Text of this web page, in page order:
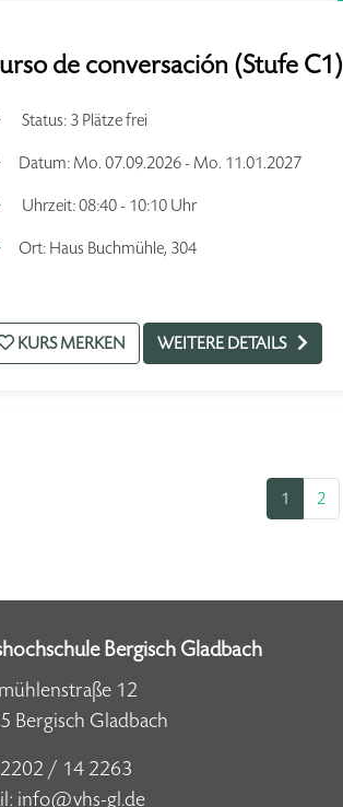
de conversación (Stufe C1)
Status: 3 Plätze frei
Datum: Mo. 07.09.2026 - Mo. 11.01.2027
Uhrzeit:08:40 - 10:10 Uhr
Ort: Haus Buchmühle, 304
KURS MERKEN WEITERE DETAILS
1 2
Bergisch Gladbach
12
Bergisch Gladbach
/ 14 2263
info@vhs-gl.de